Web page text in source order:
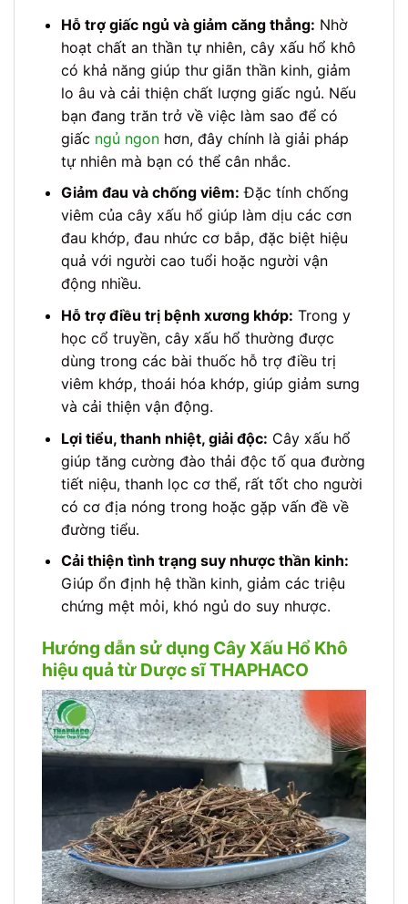
Hỗ trợ giấc ngủ và giảm căng thẳng: Nhờ
hoạt chất an thần tự nhiên, cây xấu hổ khô
có khả năng giúp thư giãn thần kinh, giảm
lo âu và cải thiện chất lượng giấc ngủ. Nếu
bạn đang trăn trở về việc làm sao để có
giấc ngủ ngonhơn, đây chính là giải pháp
tự nhiên mà bạn có thể cân nhắc.
Giảm đau và chống viêm: Đặc tính chống
viêm của cây xấu hổ giúp làm dịu các cơn
đau khớp, đau nhức cơ bắp, đặc biệt hiệu
quả với người cao tuổi hoặc người vận
động nhiều.
Hỗ trợ điều trị bệnh xương khớp: Trong y
học cổ truyền, cây xấu hổ thường được
dùng trong các bài thuốc hỗ trợ điều trị
viêm khớp, thoái hóa khớp, giúp giảm sưng
và cải thiện vận động.
Lợi tiểu, thanh nhiệt, giải độc: Cây xấu hổ
giúp tăng cường đào thải độc tố qua đường
tiết niệu, thanh lọc cơ thể, rất tốt cho người
có cơ địa nóng trong hoặc gặp vấn đề về
đường tiểu.
Cải thiện tình trạng suy nhược thần kinh:
Giúp ổn định hệ thần kinh, giảm các triệu
chứng mệt mỏi, khó ngủ do suy nhược.
Hướng dẫn sử dụng Cây Xấu Hổ Khô
hiệu quả từ Dược sĩ THAPHACO